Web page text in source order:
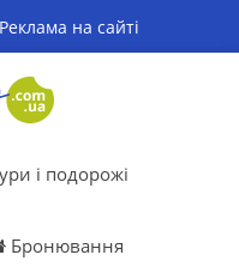
Реклама на сайті
і подорожі
Бронювання